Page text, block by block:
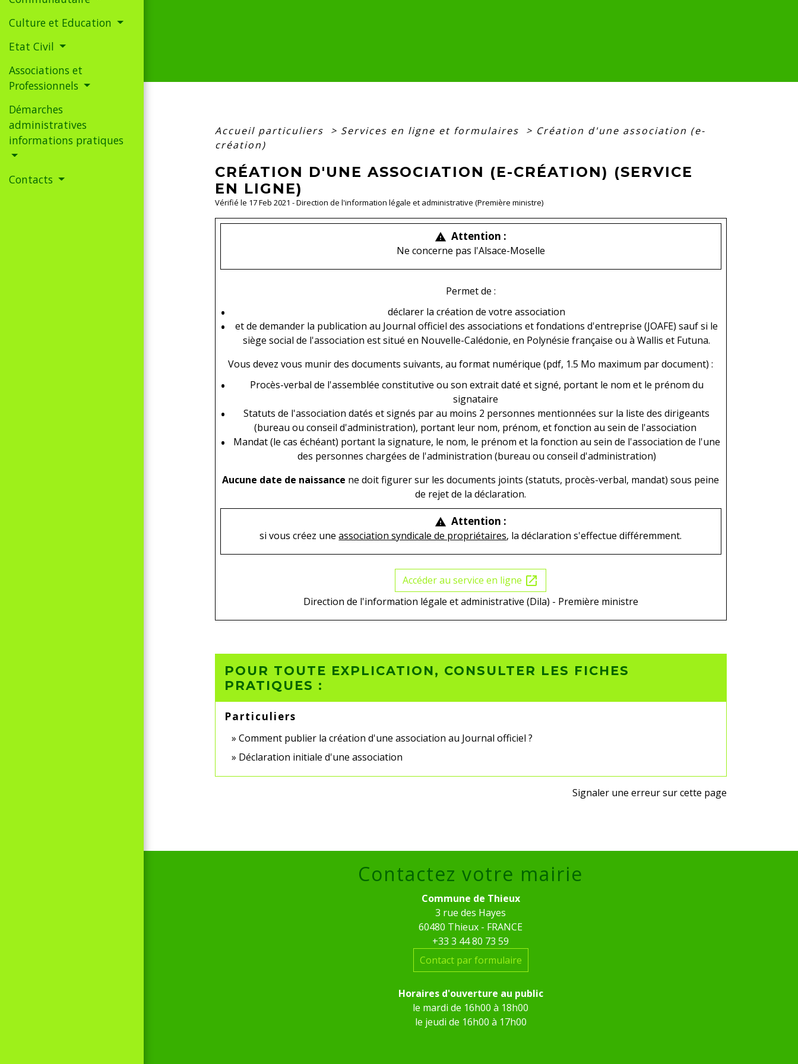
Culture et Education
Etat Civil
Associations et
Professionnels
Démarches
administratives
informations pratiques
Contacts
Accueil particuliers > Services en ligne et formulaires > Création d'une association (e-
création)
CRÉATION D'UNE ASSOCIATION (E-CRÉATION) (SERVICE
EN LIGNE)
Vérifié le 17 Feb 2021 - Direction de l'information légale et administrative (Première ministre)
warning Attention :
Ne concerne pas l'Alsace-Moselle
Permet de :
déclarer la création de votre association
et de demander la publication au Journal officiel des associations et fondations d'entreprise (JOAFE) sauf si le
siège social de l'association est situé en Nouvelle-Calédonie, en Polynésie française ou à Wallis et Futuna.
Vous devez vous munir des documents suivants, au format numérique (pdf, 1.5 Mo maximum par document) :
Procès-verbal de l'assemblée constitutive ou son extrait daté et signé, portant le nom et le prénom du
signataire
Statuts de l'association datés et signés par au moins 2 personnes mentionnées sur la liste des dirigeants
(bureau ou conseil d'administration), portant leur nom, prénom, et fonction au sein de l'association
Mandat (le cas échéant) portant la signature, le nom, le prénom et la fonction au sein de l'association de l'une
des personnes chargées de l'administration (bureau ou conseil d'administration)
Aucune date de naissance ne doit figurer sur les documents joints (statuts, procès-verbal, mandat) sous peine
de rejet de la déclaration.
warning Attention :
si vous créez uneassociation syndicale de propriétaires, la déclaration s'effectue différemment.
Accéder au service en ligne open_in_new
Direction de l'information légale et administrative (Dila) - Première ministre
POUR TOUTE EXPLICATION, CONSULTER LES FICHES
PRATIQUES :
Particuliers
Comment publier la création d'une association au Journal officiel ?
Déclaration initiale d'une association
Signaler une erreur sur cette page
Contactez votre mairie
Commune de Thieux
3 rue des Hayes
60480 Thieux - FRANCE
+33 3 44 80 73 59
Contact par formulaire
Horaires d'ouverture au public
le mardi de 16h00 à 18h00
le jeudi de 16h00 à 17h00